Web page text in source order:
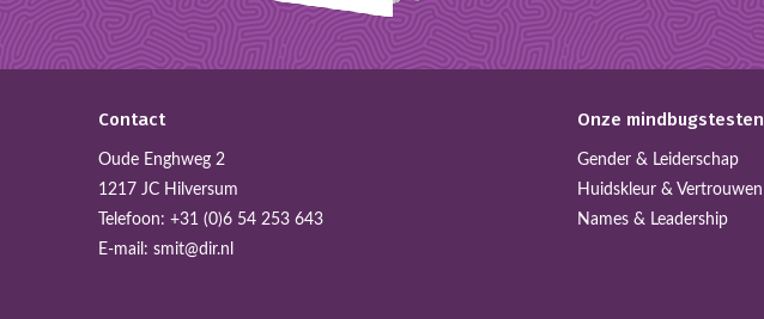
Contact
Oude Enghweg 2
1217 JC Hilversum
Telefoon: +31 (0)6 54 253 643
E-mail: smit@dir.nl
Onze mindbugstesten
Gender & Leiderschap
Huidskleur & Vertrouwen
Names & Leadership